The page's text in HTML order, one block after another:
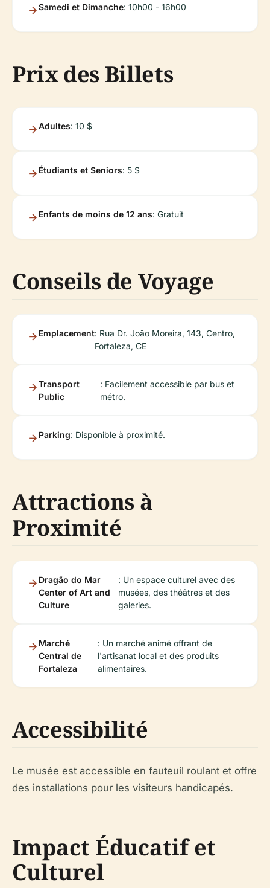
Samedi et Dimanche: 10h00 - 16h00
Prix des Billets
Adultes: 10 $
Étudiants et Seniors: 5 $
Enfants de moins de 12 ans: Gratuit
Conseils de Voyage
Emplacement: Rua Dr. João Moreira, 143, Centro,
Fortaleza, CE
Transport
Public
: Facilement accessible par bus et
métro.
Parking: Disponible à proximité.
Attractions à
Proximité
Dragão do Mar
Center of Art and
Culture
: Un espace culturel avec des
musées, des théâtres et des
galeries.
Marché
Central de
Fortaleza
: Un marché animé offrant de
l'artisanat local et des produits
alimentaires.
Accessibilité
Le musée est accessible en fauteuil roulant et offre
des installations pour les visiteurs handicapés.
Impact Éducatif et
Culturel